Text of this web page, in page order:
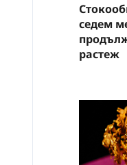
седем
растеж